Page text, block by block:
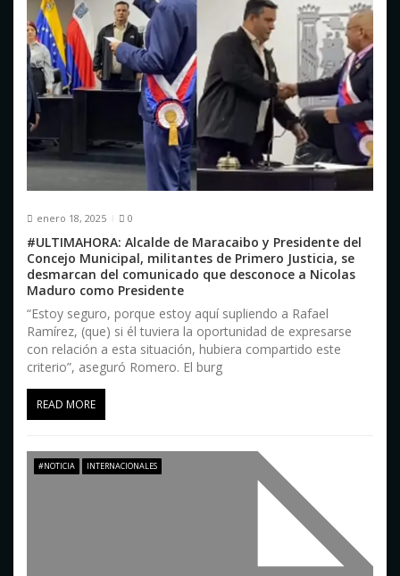
e
n
t
r
a
a
s
enero 18, 2025 0
#ULTIMAHORA: Alcalde de Maracaibo y Presidente del
Concejo Municipal, militantes de Primero Justicia, se
desmarcan del comunicado que desconoce a Nicolas
Maduro como Presidente
“Estoy seguro, porque estoy aquí supliendo a Rafael
Ramírez, (que) si él tuviera la oportunidad de expresarse
con relación a esta situación, hubiera compartido este
criterio”, aseguró Romero. El burg
READ MORE
#NOTICIA INTERNACIONALES